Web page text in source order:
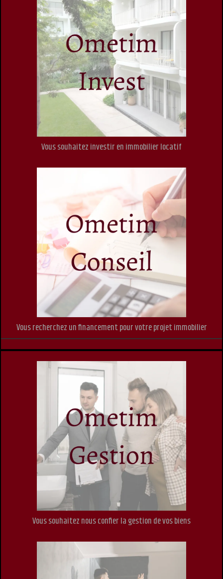
Vous souhaitez investir en immobilier locatif
Vous recherchez un financement pour votre projet immobilier
Vous souhaitez nous confier la gestion de vos biens